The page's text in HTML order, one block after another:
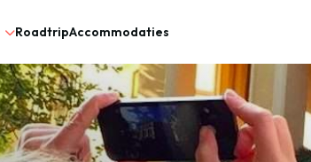
RoadtripAccommodaties